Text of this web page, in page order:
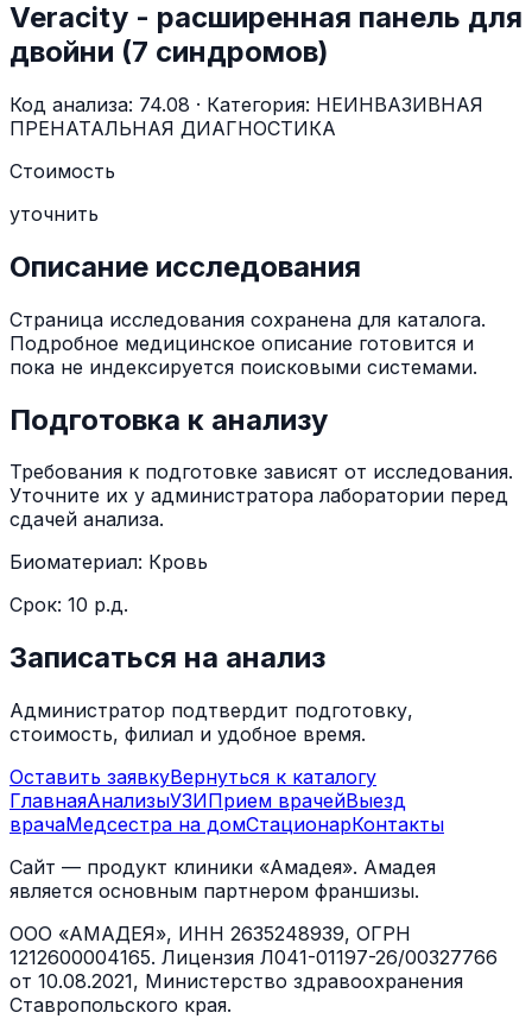
Veracity - расширенная панель для
двойни (7 синдромов)
Код анализа: 74.08 · Категория: НЕИНВАЗИВНАЯ
ПРЕНАТАЛЬНАЯ ДИАГНОСТИКА
Стоимость
уточнить
Описание исследования
Страница исследования сохранена для каталога.
Подробное медицинское описание готовится и
пока не индексируется поисковыми системами.
Подготовка к анализу
Требования к подготовке зависят от исследования.
Уточните их у администратора лаборатории перед
сдачей анализа.
Биоматериал: Кровь
Срок: 10 р.д.
Записаться на анализ
Администратор подтвердит подготовку,
стоимость, филиал и удобное время.
Оставить заявкуВернуться к каталогу
ГлавнаяАнализыУЗИПрием врачейВыезд
врачаМедсестра на домСтационарКонтакты
Сайт — продукт клиники «Амадея». Амадея
является основным партнером франшизы.
ООО «АМАДЕЯ», ИНН 2635248939, ОГРН
1212600004165. Лицензия Л041-01197-26/00327766
от 10.08.2021, Министерство здравоохранения
Ставропольского края.